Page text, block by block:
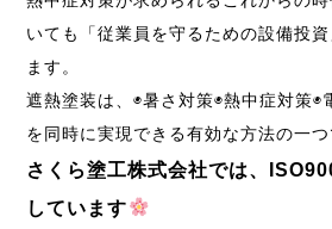
いても「従業員を守るための設備投
ます。
遮熱塗装は、◉暑さ対策◉熱中症対策◉
を同時に実現できる有効な方法の一つ
さくら塗工株式会社では、
しています